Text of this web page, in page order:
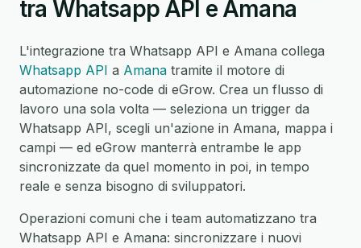
tra Whatsapp API e Amana
L'integrazione tra Whatsapp API e Amana collega
Whatsapp API a Amana tramite il motore di
automazione no-code di eGrow. Crea un flusso di
lavoro una sola volta — seleziona un trigger da
Whatsapp API, scegli un'azione in Amana, mappa i
campi — ed eGrow manterrà entrambe le app
sincronizzate da quel momento in poi, in tempo
reale e senza bisogno di sviluppatori.
Operazioni comuni che i team automatizzano tra
Whatsapp API e Amana: sincronizzare i nuovi